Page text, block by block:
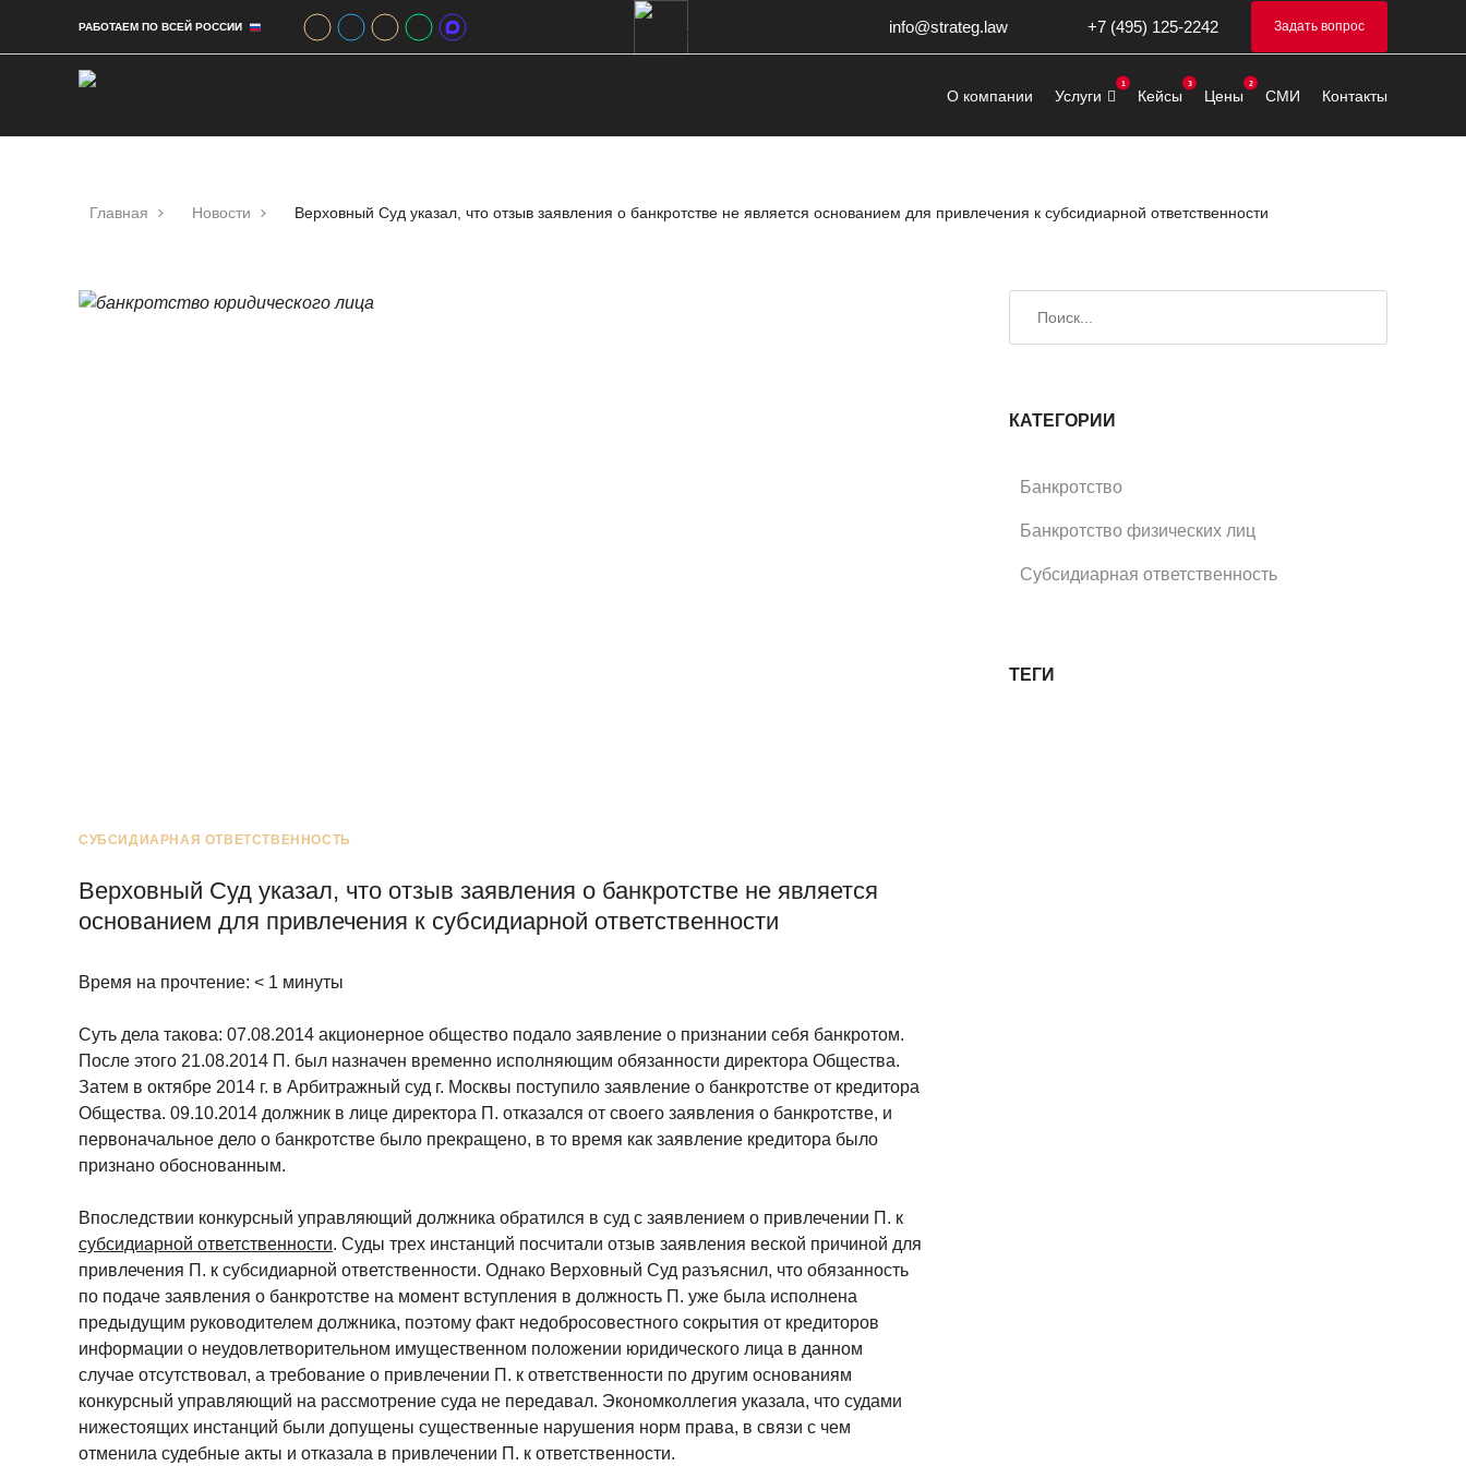
РАБОТАЕМ ПО ВСЕЙ РОССИИ info@strateg.law +7 (495) 125-2242 Задать вопрос
О компании Услуги Кейсы Цены СМИ Контакты
Главная Новости Верховный Суд указал, что отзыв заявления о банкротстве не является основанием для привлечения к субсидиарной ответственности
СУБСИДИАРНАЯ ОТВЕТСТВЕННОСТЬ
Верховный Суд указал, что отзыв заявления о банкротстве не является
основанием для привлечения к субсидиарной ответственности
Время на прочтение: < 1 минуты
Суть дела такова: 07.08.2014 акционерное общество подало заявление о признании себя банкротом.
После этого 21.08.2014 П. был назначен временно исполняющим обязанности директора Общества.
Затем в октябре 2014 г. в Арбитражный суд г. Москвы поступило заявление о банкротстве от кредитора
Общества. 09.10.2014 должник в лице директора П. отказался от своего заявления о банкротстве, и
первоначальное дело о банкротстве было прекращено, в то время как заявление кредитора было
признано обоснованным.
Впоследствии конкурсный управляющий должника обратился в суд с заявлением о привлечении П. к
субсидиарной ответственности. Суды трех инстанций посчитали отзыв заявления веской причиной для
привлечения П. к субсидиарной ответственности. Однако Верховный Суд разъяснил, что обязанность
по подаче заявления о банкротстве на момент вступления в должность П. уже была исполнена
предыдущим руководителем должника, поэтому факт недобросовестного сокрытия от кредиторов
информации о неудовлетворительном имущественном положении юридического лица в данном
случае отсутствовал, а требование о привлечении П. к ответственности по другим основаниям
конкурсный управляющий на рассмотрение суда не передавал. Экономколлегия указала, что судами
нижестоящих инстанций были допущены существенные нарушения норм права, в связи с чем
отменила судебные акты и отказала в привлечении П. к ответственности.
КАТЕГОРИИ
Банкротство
Банкротство физических лиц
Субсидиарная ответственность
ТЕГИ